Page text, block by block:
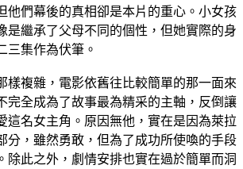
他們幕後的真相卻是本片的重心。小女孩
是繼承了父母不同的個性，但她實際的身
三集作為伏筆。
樣複雜，電影依舊往比較簡單的那一面來
完全成為了故事最為精采的主軸，反倒讓
這名女主角。原因無他，實在是因為萊拉
分，雖然勇敢，但為了成功所使喚的手段
除此之外，劇情安排也實在過於簡單而洞